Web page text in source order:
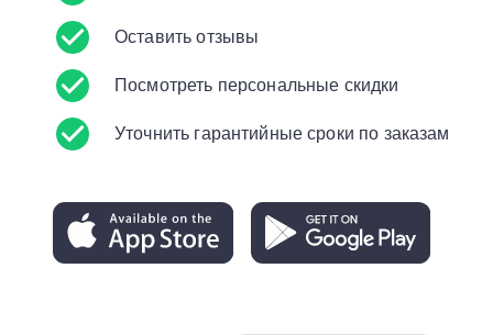
Оставить отзывы
Посмотреть персональные скидки
Уточнить гарантийные сроки по заказам